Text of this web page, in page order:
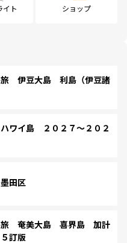
イト ショップ
伊豆大島 利島（伊豆諸
ワイ島 ２０２７～２０２
田区
奄美大島 喜界島 加計
訂版